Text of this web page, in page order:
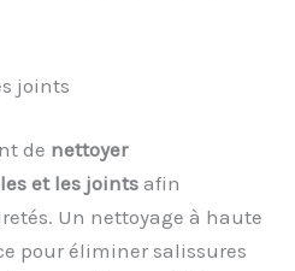
joints
de nettoyer
et les joints afin
Un nettoyage à haute
pour éliminer salissures